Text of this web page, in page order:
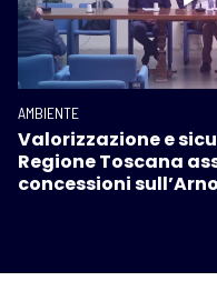
AMBIENTE
Valorizzazione e
Regione Toscana
concessioni sull’Arno